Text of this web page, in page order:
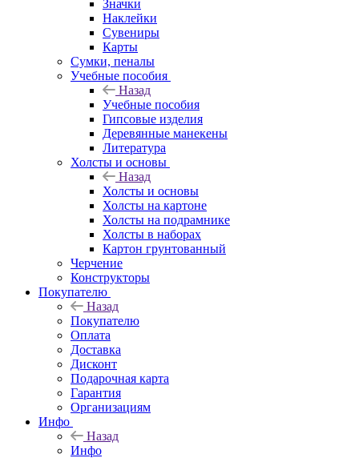
Значки
Наклейки
Сувениры
Карты
Сумки, пеналы
Учебные пособия
Назад
Учебные пособия
Гипсовые изделия
Деревянные манекены
Литература
Холсты и основы
Назад
Холсты и основы
Холсты на картоне
Холсты на подрамнике
Холсты в наборах
Картон грунтованный
Черчение
Конструкторы
Покупателю
Назад
Покупателю
Оплата
Доставка
Дисконт
Подарочная карта
Гарантия
Организациям
Инфо
Назад
Инфо